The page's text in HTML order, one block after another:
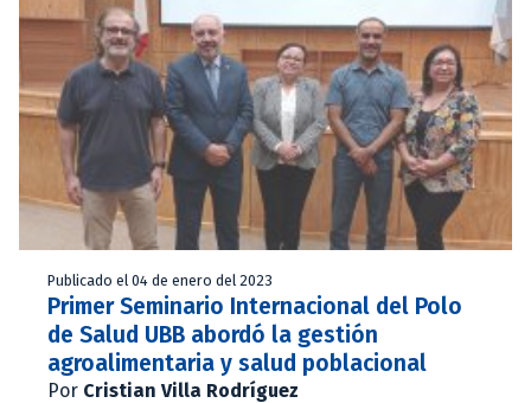
Publicado el 04 de enero del 2023
Primer Seminario Internacional del Polo
de Salud UBB abordó la gestión
agroalimentaria y salud poblacional
Por Cristian Villa Rodríguez